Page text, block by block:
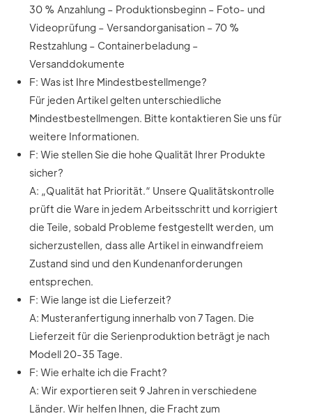
30 % Anzahlung – Produktionsbeginn – Foto- und
Videoprüfung – Versandorganisation – 70 %
Restzahlung – Containerbeladung –
Versanddokumente
F: Was ist Ihre Mindestbestellmenge?
Für jeden Artikel gelten unterschiedliche
Mindestbestellmengen. Bitte kontaktieren Sie uns für
weitere Informationen.
F: Wie stellen Sie die hohe Qualität Ihrer Produkte
sicher?
A: „Qualität hat Priorität.“ Unsere Qualitätskontrolle
prüft die Ware in jedem Arbeitsschritt und korrigiert
die Teile, sobald Probleme festgestellt werden, um
sicherzustellen, dass alle Artikel in einwandfreiem
Zustand sind und den Kundenanforderungen
entsprechen.
F: Wie lange ist die Lieferzeit?
A: Musteranfertigung innerhalb von 7 Tagen. Die
Lieferzeit für die Serienproduktion beträgt je nach
Modell 20-35 Tage.
F: Wie erhalte ich die Fracht?
A: Wir exportieren seit 9 Jahren in verschiedene
Länder. Wir helfen Ihnen, die Fracht zum